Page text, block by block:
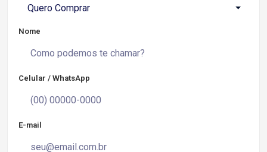
Quero Comprar
Nome
Celular / WhatsApp
E-mail